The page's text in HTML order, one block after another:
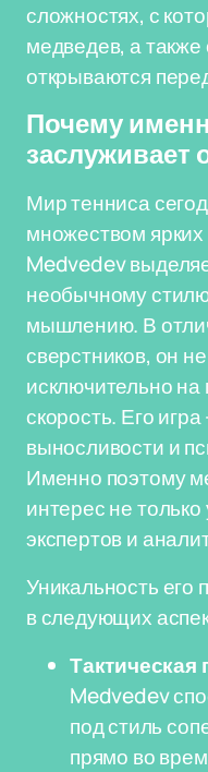
сложностях, с
медведев, а также
открываются
Почему
заслуживает
Мир тенниса
множеством
Medvedev
необычному
мышлению. В
сверстников, он
исключительно
скорость. Его
выносливости и
Именно поэтому
интерес не
экспертов и
Уникальность его
в следующих
Тактическая
Medvedev
под стиль
прямо во